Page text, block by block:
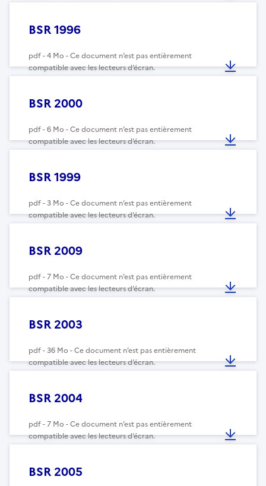
BSR 1996
pdf - 4 Mo - Ce document n’est pas entièrement
compatible avec les lecteurs d’écran.
BSR 2000
pdf - 6 Mo - Ce document n’est pas entièrement
compatible avec les lecteurs d’écran.
BSR 1999
pdf - 3 Mo - Ce document n’est pas entièrement
compatible avec les lecteurs d’écran.
BSR 2009
pdf - 7 Mo - Ce document n’est pas entièrement
compatible avec les lecteurs d’écran.
BSR 2003
pdf - 36 Mo - Ce document n’est pas entièrement
compatible avec les lecteurs d’écran.
BSR 2004
pdf - 7 Mo - Ce document n’est pas entièrement
compatible avec les lecteurs d’écran.
BSR 2005